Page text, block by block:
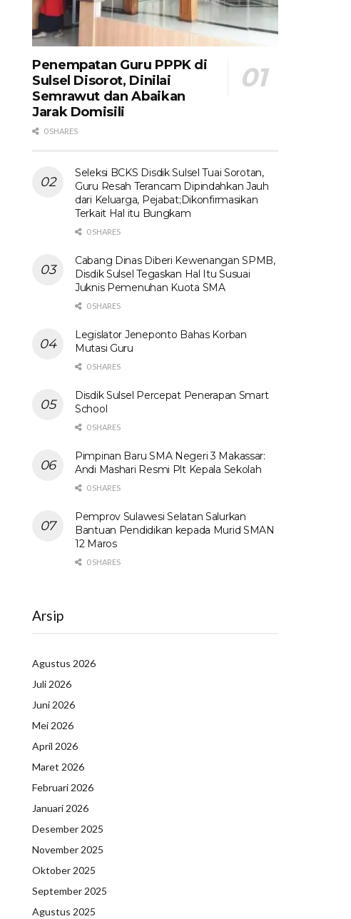
Penempatan Guru PPPK di
Sulsel Disorot, Dinilai
Semrawut dan Abaikan
Jarak Domisili
0 SHARES
Seleksi BCKS Disdik Sulsel Tuai Sorotan,
Guru Resah Terancam Dipindahkan Jauh
dari Keluarga, Pejabat;Dikonfirmasikan
Terkait Hal itu Bungkam
0 SHARES
Cabang Dinas Diberi Kewenangan SPMB,
Disdik Sulsel Tegaskan Hal Itu Susuai
Juknis Pemenuhan Kuota SMA
0 SHARES
Legislator Jeneponto Bahas Korban
Mutasi Guru
0 SHARES
Disdik Sulsel Percepat Penerapan Smart
School
0 SHARES
Pimpinan Baru SMA Negeri 3 Makassar:
Andi Mashari Resmi Plt Kepala Sekolah
0 SHARES
Pemprov Sulawesi Selatan Salurkan
Bantuan Pendidikan kepada Murid SMAN
12 Maros
0 SHARES
Arsip
Agustus 2026
Juli 2026
Juni 2026
Mei 2026
April 2026
Maret 2026
Februari 2026
Januari 2026
Desember 2025
November 2025
Oktober 2025
September 2025
Agustus 2025